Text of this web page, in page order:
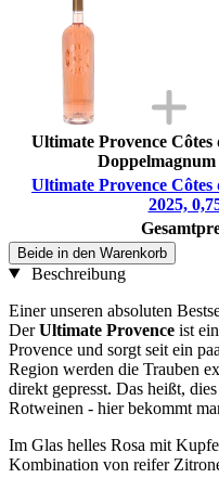
Ultimate Provence Côtes
Doppelmagnum
Ultimate Provence Côtes
2025,
Beide in den Warenkorb
Beschreibung
Einer unseren absoluten
DerUltimate Provence ist
Provence und sorgt seit ein
Region werden die Trauben
direkt gepresst. Das heißt,
Rotweinen - hier bekommt
Im Glas helles Rosa mit
Kombination von reifer